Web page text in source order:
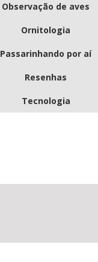
Observação de aves
Ornitologia
Passarinhando por aí
Resenhas
Tecnologia